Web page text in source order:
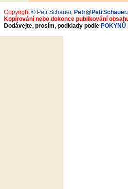
Copyright© Petr Schauer,
Kopírování nebo dokonce publikování
Dodávejte, prosím, podklady podle POKYNŮ